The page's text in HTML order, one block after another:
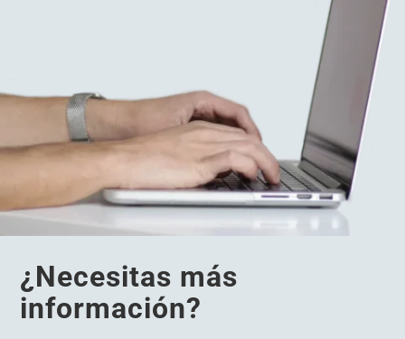
¿Necesitas más
información?